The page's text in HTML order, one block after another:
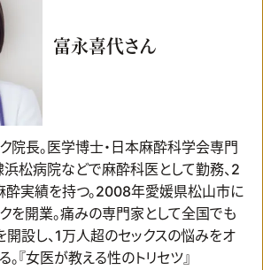
通販
富永喜代さん
院長。医学博士・日本麻酔科学会専門
浜松病院などで麻酔科医として勤務、2
酔実績を持つ。2008年愛媛県松山市に
を開業。痛みの専門家として全国でも
設し、1万人超のセックスの悩みをオ
。『女医が教える性のトリセツ』